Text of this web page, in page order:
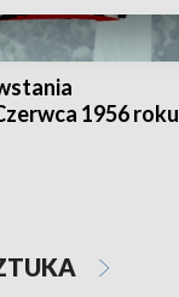
1956 roku